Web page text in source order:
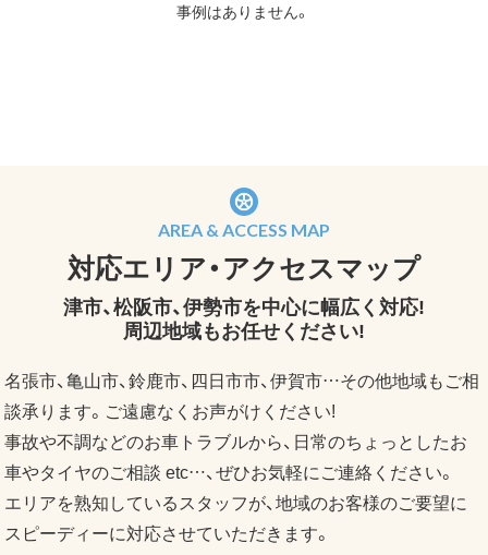
事例はありません。
AREA & ACCESS MAP
対応エリア・アクセスマップ
津市、松阪市、伊勢市を中心に幅広く対応!
周辺地域もお任せください!
名張市、亀山市、鈴鹿市、四日市市、伊賀市…その他地域もご相
談承ります。ご遠慮なくお声がけください!
事故や不調などのお車トラブルから、日常のちょっとしたお
車やタイヤのご相談 etc…、ぜひお気軽にご連絡ください。
エリアを熟知しているスタッフが、地域のお客様のご要望に
スピーディーに対応させていただきます。